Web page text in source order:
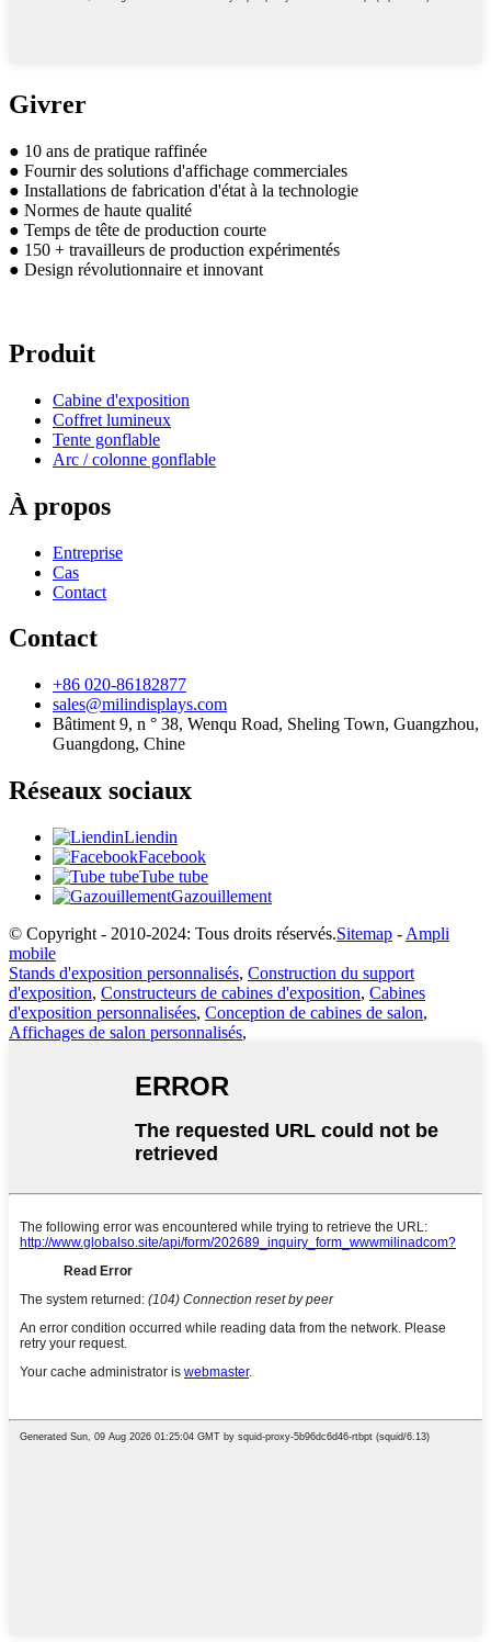
Givrer
● 10 ans de pratique raffinée
● Fournir des solutions d'affichage commerciales
● Installations de fabrication d'état à la technologie
● Normes de haute qualité
● Temps de tête de production courte
● 150 + travailleurs de production expérimentés
● Design révolutionnaire et innovant
Produit
Cabine d'exposition
Coffret lumineux
Tente gonflable
Arc / colonne gonflable
À propos
Entreprise
Cas
Contact
Contact
+86 020-86182877
sales@milindisplays.com
Bâtiment 9, n ° 38, Wenqu Road, Sheling Town, Guangzhou,
Guangdong, Chine
Réseaux sociaux
Liendin
Facebook
Tube tube
Gazouillement
© Copyright - 2010-2024: Tous droits réservés.Sitemap - Ampli
mobile
Stands d'exposition personnalisés, Construction du support
d'exposition, Constructeurs de cabines d'exposition, Cabines
d'exposition personnalisées, Conception de cabines de salon,
Affichages de salon personnalisés,